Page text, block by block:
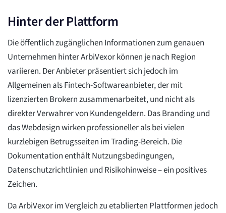
Hinter der Plattform
Die öffentlich zugänglichen Informationen zum genauen
Unternehmen hinter ArbiVexor können je nach Region
variieren. Der Anbieter präsentiert sich jedoch im
Allgemeinen als Fintech-Softwareanbieter, der mit
lizenzierten Brokern zusammenarbeitet, und nicht als
direkter Verwahrer von Kundengeldern. Das Branding und
das Webdesign wirken professioneller als bei vielen
kurzlebigen Betrugsseiten im Trading-Bereich. Die
Dokumentation enthält Nutzungsbedingungen,
Datenschutzrichtlinien und Risikohinweise – ein positives
Zeichen.
Da ArbiVexor im Vergleich zu etablierten Plattformen jedoch